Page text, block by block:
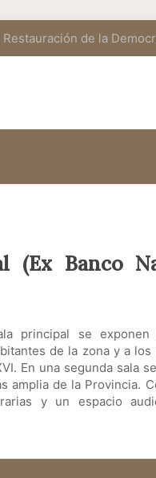
de la
(Ex Banco
principal se
de la zona y a
En una segunda sala
amplia de la Provincia.
y un espacio